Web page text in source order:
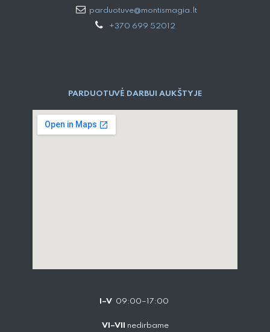
parduotuve@montismagia.lt
+370 699 52012
PARDUOTUVĖ DARBUI AUKŠTYJE
I–V 09:00–17:00
VI–VII nedirbame